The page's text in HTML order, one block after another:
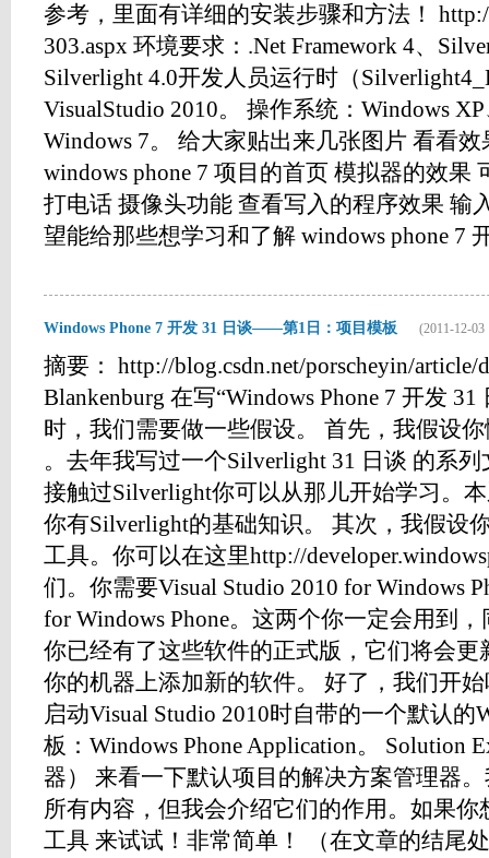
参考，里面有详细的安装步骤和方法！
303.aspx 环境要求：.Net Framework 4、
Silverlight 4.0开发人员运行时（
VisualStudio 2010。 操作系统：Windows
Windows 7。 给大家贴出来几张图片 看看
windows phone 7 项目的首页 模拟器的效果
打电话 摄像头功能 查看写入的程序效果 输
望能给那些想学习和了解 windows phone 7
Windows Phone 7 开发 31 日谈——第1日：项目模板 (2011-12-03
摘要： http://blog.csdn.net/porscheyin/
Blankenburg 在写“Windows Phone 7 开发
时，我们需要做一些假设。 首先，我假设
。去年我写过一个Silverlight 31 日谈 的系
接触过Silverlight你可以从那儿开始学习。
你有Silverlight的基础知识。 其次，我假设
工具。你可以在这里http://
们。你需要Visual Studio 2010 for Windows
for Windows Phone。这两个你一定会用到
你已经有了这些软件的正式版，它们将会
你的机器上添加新的软件。 好了，我们开
启动Visual Studio 2010时自带的一个默认的
板：Windows Phone Application。 Solution
器） 来看一下默认项目的解决方案管理器
所有内容，但我会介绍它们的作用。如果
工具 来试试！非常简单！ （在文章的结尾